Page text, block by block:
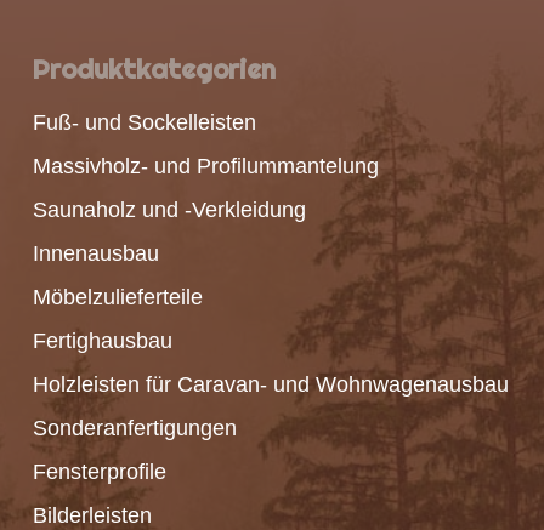
Produktkategorien
Fuß- und Sockelleisten
Massivholz- und Profilummantelung
Saunaholz und -Verkleidung
Innenausbau
Möbelzulieferteile
Fertighausbau
Holzleisten für Caravan- und Wohnwagenausbau
Sonderanfertigungen
Fensterprofile
Bilderleisten